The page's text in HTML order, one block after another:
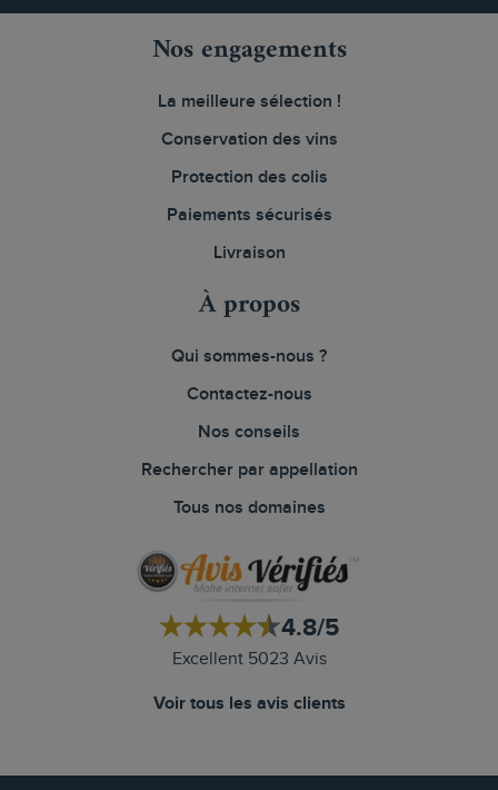
Nos engagements
La meilleure sélection !
Conservation des vins
Protection des colis
Paiements sécurisés
Livraison
À propos
Qui sommes-nous ?
Contactez-nous
Nos conseils
Rechercher par appellation
Tous nos domaines
4.8/5
Excellent 5023 Avis
Voir tous les avis clients